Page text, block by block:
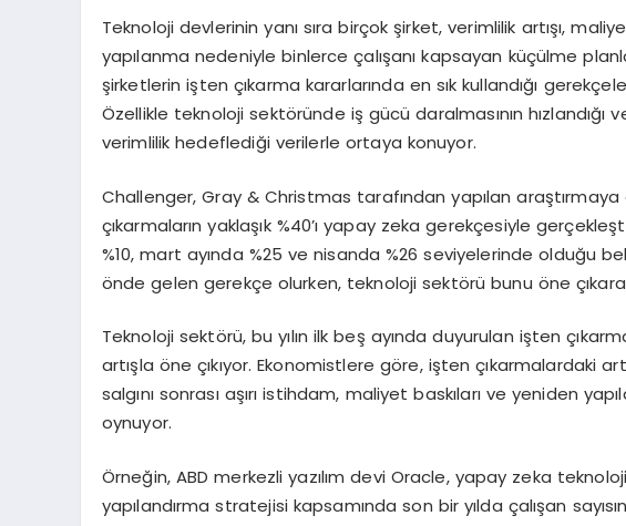
Teknoloji devlerinin yanı sıra birçok şirket, verimlilik artışı,
yapılanma nedeniyle binlerce çalışanı kapsayan küçülme
şirketlerin işten çıkarma kararlarında en sık kullandığı
Özellikle teknoloji sektöründe iş gücü daralmasının
verimlilik hedeflediği verilerle ortaya konuyor.
Challenger, Gray & Christmas tarafından yapılan
çıkarmaların yaklaşık %40’ı yapay zeka gerekçesiyle
%10, mart ayında %25 ve nisanda %26 seviyelerinde olduğu
önde gelen gerekçe olurken, teknoloji sektörü bunu öne
Teknoloji sektörü, bu yılın ilk beş ayında duyurulan işten
artışla öne çıkıyor. Ekonomistlere göre, işten çıkarmalardaki
salgını sonrası aşırı istihdam, maliyet baskıları ve yeniden
oynuyor.
Örneğin, ABD merkezli yazılım devi Oracle, yapay zeka
yapılandırma stratejisi kapsamında son bir yılda çalışan